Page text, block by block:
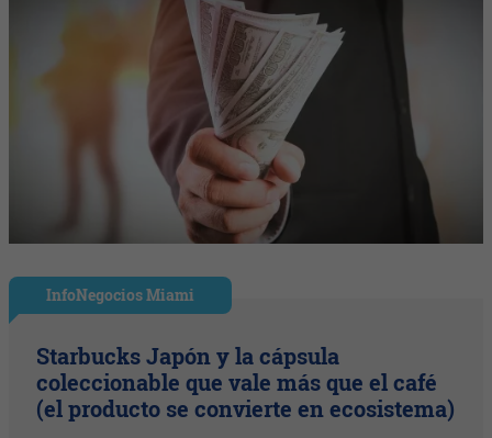
InfoNegocios Miami
Starbucks Japón y la cápsula
coleccionable que vale más que el café
(el producto se convierte en ecosistema)